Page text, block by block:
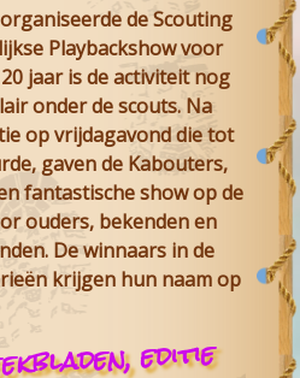
de Scouting
Playbackshow voor
jaar is de activiteit nog
onder de scouts. Na
op vrijdagavond die tot
gaven de Kabouters,
fantastische show op de
ouders, bekenden en
De winnaars in de
krijgen hun naam op